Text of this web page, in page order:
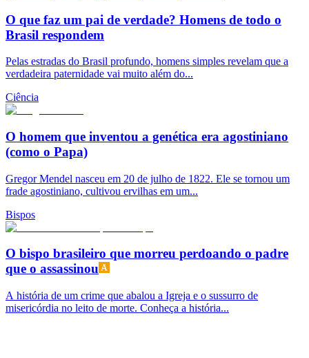
O que faz um pai de verdade? Homens de todo o
Brasil respondem
Pelas estradas do Brasil profundo, homens simples revelam que a
verdadeira paternidade vai muito além do...
Ciência
O homem que inventou a genética era agostiniano
(como o Papa)
Gregor Mendel nasceu em 20 de julho de 1822. Ele se tornou um
frade agostiniano, cultivou ervilhas em um...
Bispos
O bispo brasileiro que morreu perdoando o padre
que o assassinou
A história de um crime que abalou a Igreja e o sussurro de
misericórdia no leito de morte. Conheça a história...